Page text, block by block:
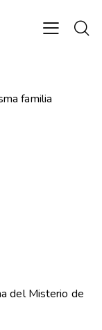
familia
del Misterio de